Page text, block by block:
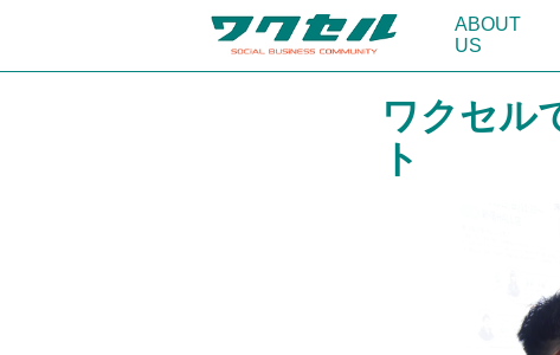
ABOUT
US
ワクセル
ト